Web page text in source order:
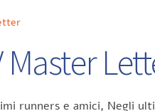
Master
runners e amici, Negli